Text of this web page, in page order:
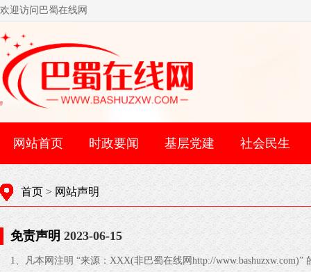
欢迎访问巴蜀在线网
网站首页 时政要闻 基层党建 社会民生
首页 > 网站声明
免责声明 2023-06-15
1、凡本网注明 “来源：XXX(非巴蜀在线网http://